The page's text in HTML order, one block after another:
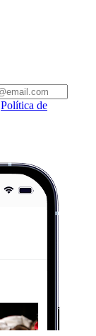
Política de